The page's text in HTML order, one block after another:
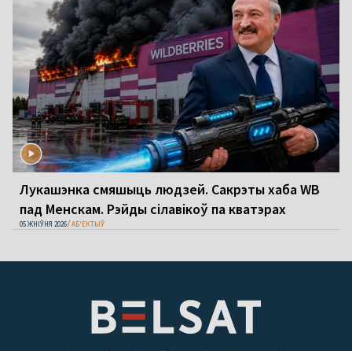
Лукашэнка смяшыць людзей. Сакрэты хаба WB
пад Менскам. Рэйды сілавікоў па кватэрах
05 ЖНІЎНЯ 2026 АБ'ЕКТЫЎ